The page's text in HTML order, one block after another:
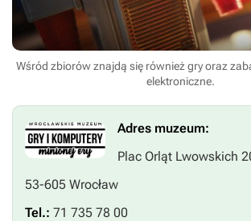
Wśród zbiorów znajdą się również gry oraz
elektroniczne.
Adres muzeum:
Plac Orląt Lwowskich
53-605 Wrocław
Tel.: 71 735 78 00